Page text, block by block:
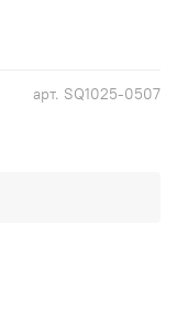
арт. SQ1025-0507